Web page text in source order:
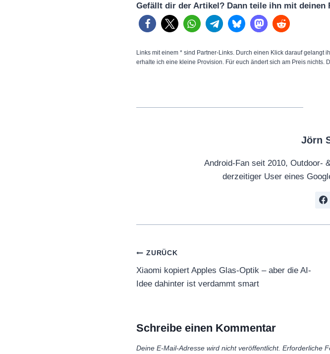
Gefällt dir der Artikel? Dann teile ihn mit deinen
Links mit einem * sind Partner-Links. Durch einen Klick darauf gelangt
erhalte ich eine kleine Provision. Für euch ändert sich am Preis nichts.
Jörn
Android-Fan seit 2010, Outdoor-
derzeitiger User eines
Beitragsnavigation
ZURÜCK
Xiaomi kopiert Apples Glas-Optik – aber die AI-
Idee dahinter ist verdammt smart
Schreibe einen Kommentar
Deine E-Mail-Adresse wird nicht veröffentlicht. Erforderliche